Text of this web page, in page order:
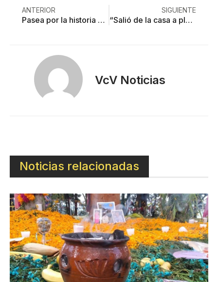
ANTERIOR
Pasea por la historia de Toluca abordo de un Mustang
SIGUIENTE
“Salió de la casa a platicar con vecinos. Fue la última vez que lo vi»
VcV Noticias
Noticias relacionadas